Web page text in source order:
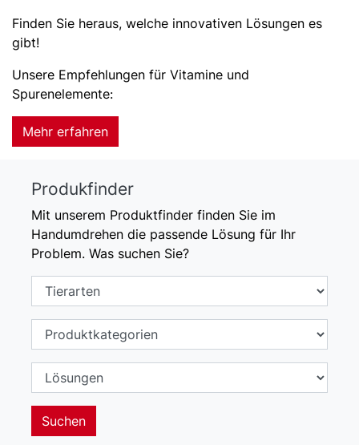
Finden Sie heraus, welche innovativen Lösungen es
gibt!
Unsere Empfehlungen für Vitamine und
Spurenelemente:
Mehr erfahren
Produkfinder
Mit unserem Produktfinder finden Sie im
Handumdrehen die passende Lösung für Ihr
Problem. Was suchen Sie?
Suchen